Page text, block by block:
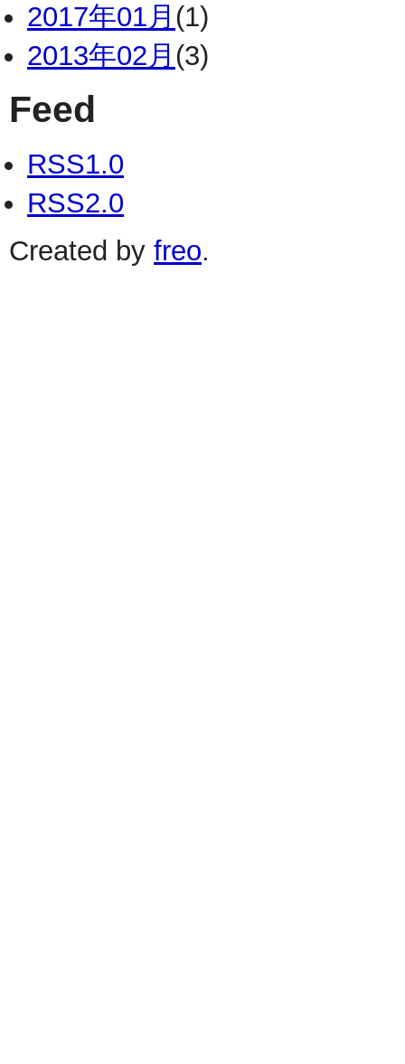
2017年01月 (1)
2013年02月 (3)
Feed
RSS1.0
RSS2.0
Created by freo.